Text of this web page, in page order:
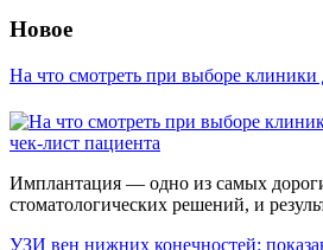
Новое
На что смотреть при выборе
Имплантация — одно из самых
стоматологических решений, и
УЗИ вен нижних конечностей: